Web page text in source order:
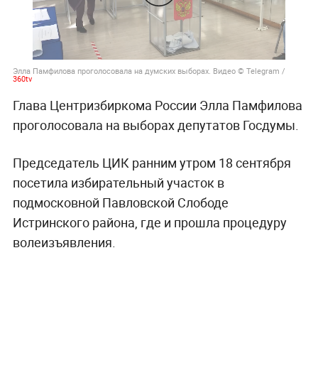
Элла Памфилова проголосовала на думских выборах. Видео © Telegram /
360tv
Глава Центризбиркома России Элла Памфилова
проголосовала на выборах депутатов Госдумы.
Председатель ЦИК ранним утром 18 сентября
посетила избирательный участок в
подмосковной Павловской Слободе
Истринского района, где и прошла процедуру
волеизъявления.